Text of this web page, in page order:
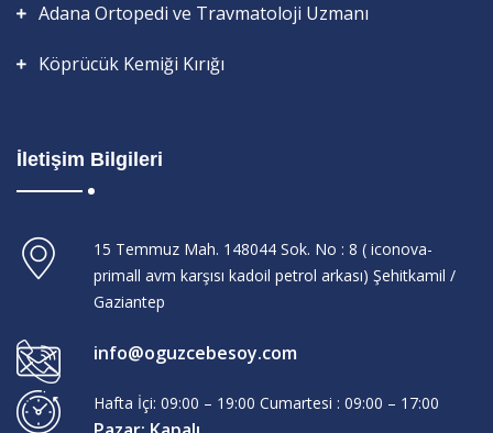
Adana Ortopedi ve Travmatoloji Uzmanı
Köprücük Kemiği Kırığı
İletişim Bilgileri
15 Temmuz Mah. 148044 Sok. No : 8 ( iconova-
primall avm karşısı kadoil petrol arkası) Şehitkamil /
Gaziantep
info@oguzcebesoy.com
Hafta İçi: 09:00 – 19:00 Cumartesi : 09:00 – 17:00